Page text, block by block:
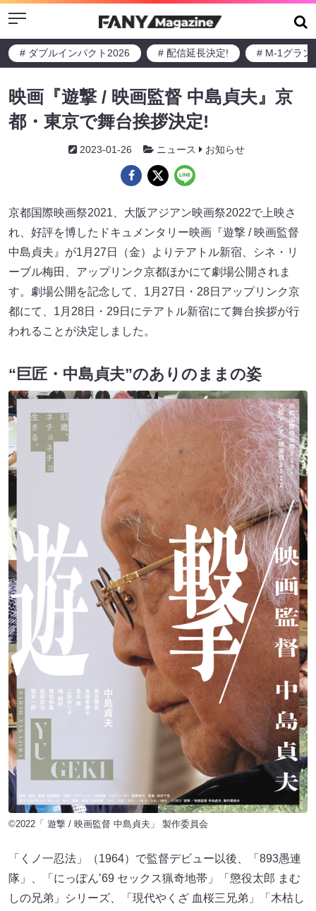
Menu
# ダブルインパクト2026 # 配信延長決定! # M-1グラン
映画『遊撃 / 映画監督 中島貞夫』京
都・東京で舞台挨拶決定!
2023-01-26 ニュース お知らせ
京都国際映画祭2021、大阪アジアン映画祭2022で上映さ
れ、好評を博したドキュメンタリー映画『遊撃 / 映画監督
中島貞夫』が1月27日（金）よりテアトル新宿、シネ・リ
ーブル梅田、アップリンク京都ほかにて劇場公開されま
す。劇場公開を記念して、1月27日・28日アップリンク京
都にて、1月28日・29日にテアトル新宿にて舞台挨拶が行
われることが決定しました。
“巨匠・中島貞夫”のありのままの姿
©2022「 遊撃 / 映画監督 中島貞夫」 製作委員会
「くノ一忍法」（1964）で監督デビュー以後、「893愚連
隊」、「にっぽん’69 セックス猟奇地帯」「懲役太郎 まむ
しの兄弟」シリーズ、「現代やくざ 血桜三兄弟」「木枯し